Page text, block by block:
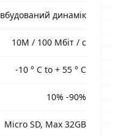
вбудований динамік
10M / 100 Мбіт / c
-10 ° C to + 55 ° C
10% -90%
Micro SD, Max 32GB